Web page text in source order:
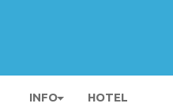
INFO HOTEL